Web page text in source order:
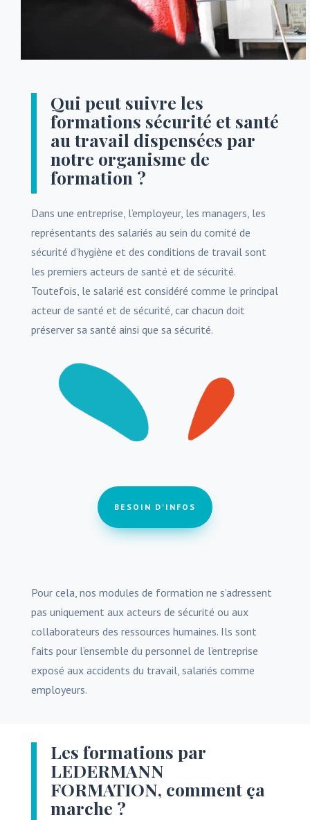
Qui peut suivre les
formations sécurité et santé
au travail dispensées par
notre organisme de
formation ?
Dans une entreprise, l’employeur, les managers, les
représentants des salariés au sein du comité de
sécurité d’hygiène et des conditions de travail sont
les premiers acteurs de santé et de sécurité.
Toutefois, le salarié est considéré comme le principal
acteur de santé et de sécurité, car chacun doit
préserver sa santé ainsi que sa sécurité.
BESOIN D'INFOS
Pour cela, nos modules de formation ne s’adressent
pas uniquement aux acteurs de sécurité ou aux
collaborateurs des ressources humaines. Ils sont
faits pour l’ensemble du personnel de l’entreprise
exposé aux accidents du travail, salariés comme
employeurs.
Les formations par
LEDERMANN
FORMATION, comment ça
marche ?